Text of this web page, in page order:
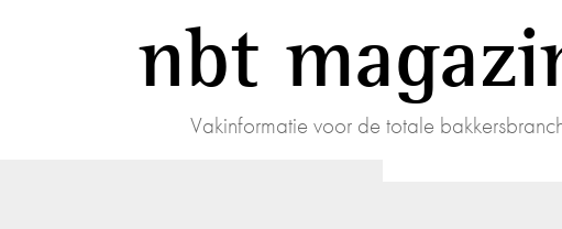
nbt
Vakinformatie voor de totale